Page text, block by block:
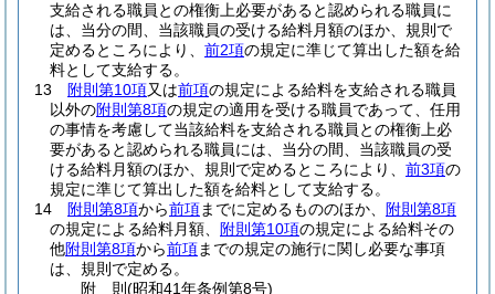
支給される職員との権衡上必要があると認められる職員に
は、当分の間、当該職員の受ける給料月額のほか、規則で
定めるところにより、 前2項の規定に準じて算出した額を給
料として支給する。
13
附則第10項又は前項の規定による給料を支給される職員
以外の附則第8項の規定の適用を受ける職員であって、任用
の事情を考慮して当該給料を支給される職員との権衡上必
要があると認められる職員には、当分の間、当該職員の受
ける給料月額のほか、規則で定めるところにより、 前3項の
規定に準じて算出した額を給料として支給する。
14
附則第8項から前項までに定めるもののほか、
附則第8項
の規定による給料月額、
附則第10項の規定による給料その
他附則第8項から前項までの規定の施行に関し必要な事項
は、規則で定める。
附 則(昭和41年条例第8号)